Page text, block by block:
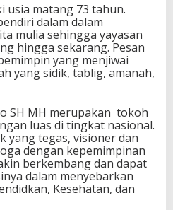
usia matang 73 tahun.
dalam dalam
mulia sehingga yayasan
hingga sekarang. Pesan
yang menjiwai
yang sidik, tablig, amanah,
SH MH merupakan tokoh
luas di tingkat nasional.
yang tegas, visioner dan
dengan kepemimpinan
berkembang dan dapat
dalam menyebarkan
Kesehatan, dan